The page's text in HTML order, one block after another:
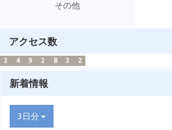
その他
アクセス数
3 4 9 2 8 3 2
新着情報
3日分